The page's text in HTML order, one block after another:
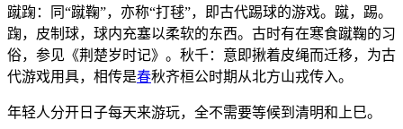
蹴踘：同“蹴鞠”，亦称“打毬”，即古代踢球的游戏。蹴，踢。
踘，皮制球，球内充塞以柔软的东西。古时有在寒食蹴鞠的习
俗，参见《荆楚岁时记》。秋千：意即揪着皮绳而迁移，为古
代游戏用具，相传是春秋齐桓公时期从北方山戎传入。
年轻人分开日子每天来游玩，全不需要等候到清明和上巳。